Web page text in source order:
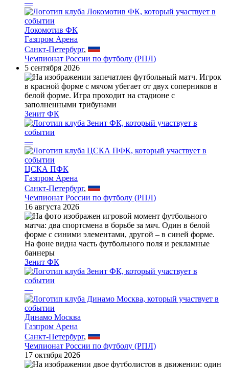
—
Локомотив ФК
Газпром Арена
Санкт-Петербург,
Чемпионат России по футболу (РПЛ)
5 сентября 2026
Зенит ФК
—
ЦСКА ПФК
Газпром Арена
Санкт-Петербург,
Чемпионат России по футболу (РПЛ)
16 августа 2026
Зенит ФК
—
Динамо Москва
Газпром Арена
Санкт-Петербург,
Чемпионат России по футболу (РПЛ)
17 октября 2026